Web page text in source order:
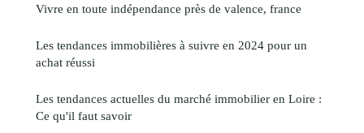
Vivre en toute indépendance près de valence, france
Les tendances immobilières à suivre en 2024 pour un
achat réussi
Les tendances actuelles du marché immobilier en Loire :
Ce qu'il faut savoir